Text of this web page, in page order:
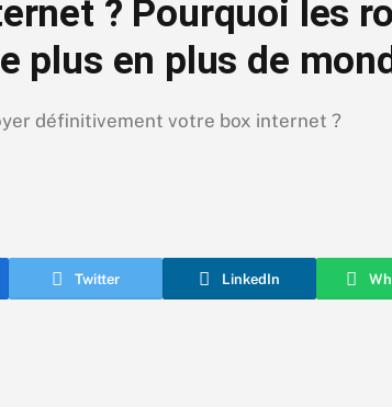
? Pourquoi les
plus en plus de
définitivement votre box internet ?
Twitter LinkedIn